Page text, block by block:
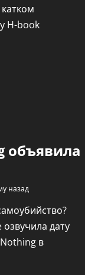
H-book
объявила
назад
дату
в